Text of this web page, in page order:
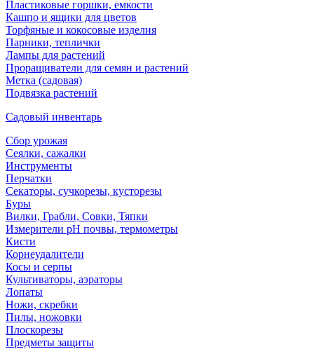
Пластиковые горшки, емкости
Кашпо и ящики для цветов
Торфяные и кокосовые изделия
Парники, теплички
Лампы для растений
Проращиватели для семян и растений
Метка (садовая)
Подвязка растений
Садовый инвентарь
Сбор урожая
Сеялки, сажалки
Инструменты
Перчатки
Секаторы, сучкорезы, кусторезы
Буры
Вилки, Грабли, Совки, Тяпки
Измерители pH почвы, термометры
Кисти
Корнеудалители
Косы и серпы
Культиваторы, аэраторы
Лопаты
Ножи, скребки
Пилы, ножовки
Плоскорезы
Предметы защиты